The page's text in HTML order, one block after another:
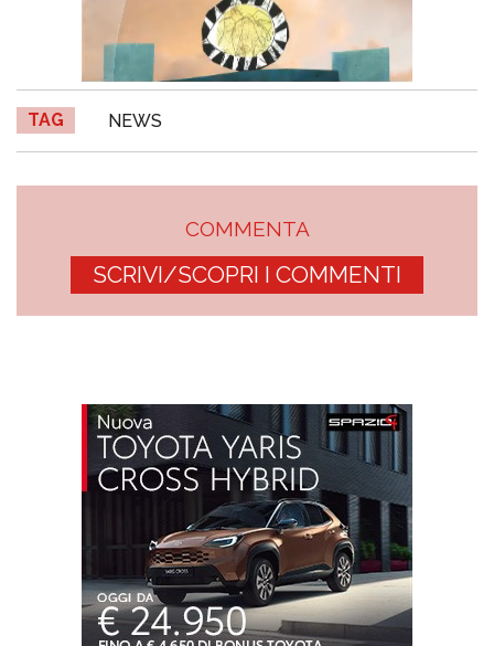
TAG NEWS
COMMENTA
SCRIVI/SCOPRI I COMMENTI